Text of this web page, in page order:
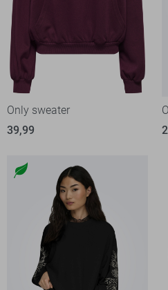
Only sweater
39,99